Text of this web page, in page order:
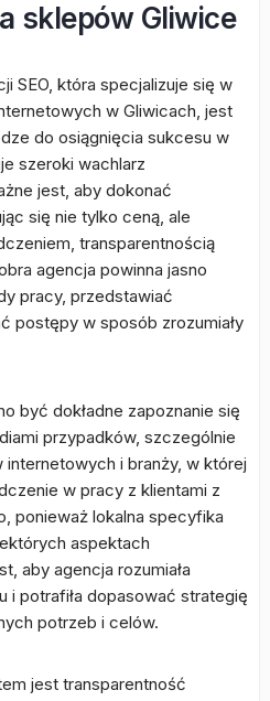
sklepów Gliwice
SEO, która specjalizuje się w
w Gliwicach, jest
do osiągnięcia sukcesu w
szeroki wachlarz
jest, aby dokonać
się nie tylko ceną, ale
transparentnością
agencja powinna jasno
pracy, przedstawiać
postępy w sposób zrozumiały
być dokładne zapoznanie się
przypadków, szczególnie
i branży, w której
w pracy z klientami z
ponieważ lokalna specyfika
aspektach
aby agencja rozumiała
i potrafiła dopasować strategię
potrzeb i celów.
jest transparentność